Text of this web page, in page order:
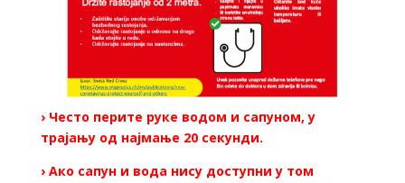
› Често перите руке водом и сапуном, у
трајању од најмање 20 секунди.
› Ако сапун и вода нису доступни у том